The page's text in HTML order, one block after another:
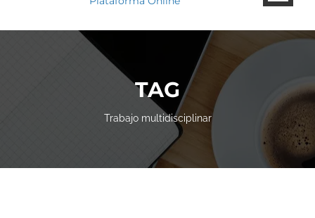
TAG
Trabajo multidisciplinar